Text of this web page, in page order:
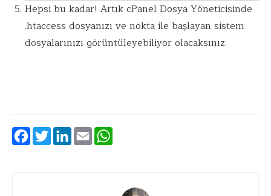
Hepsi bu kadar! Artık cPanel Dosya Yöneticisinde
.htaccess dosyanızı ve nokta ile başlayan sistem
dosyalarınızı görüntüleyebiliyor olacaksınız.
Facebook
Twitter
LinkedIn
Email